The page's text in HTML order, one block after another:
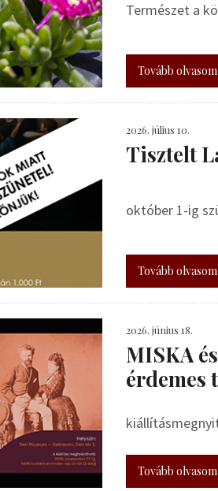
Természet a
Tovább
2026. július 10.
Tisztelt
október 1-ig
Tovább
2026. június 18.
MISKA
érdemes
Tovább